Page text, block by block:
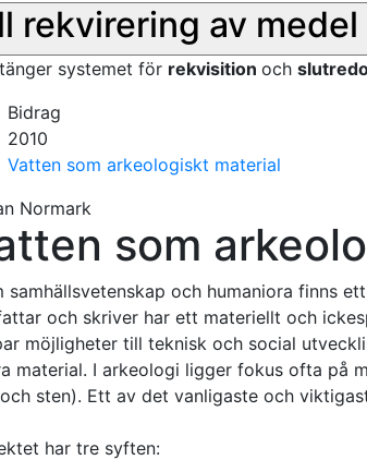
rekvirering av
systemet för rekvisition och
Bidrag
2010
Vatten som arkeologiskt material
Normark
som
samhällsvetenskap och humaniora finns
och skriver har ett materiellt och
möjligheter till teknisk och social
material. I arkeologi ligger fokus ofta på
sten). Ett av det vanligaste och
har tre syften: